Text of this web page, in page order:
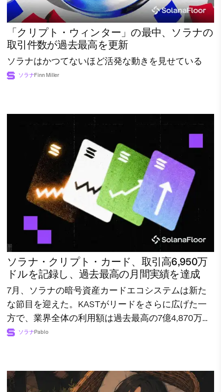
「クリプト・ウィンター」の最中、ソラナの
取引件数が過去最高を更新
ソラナはかつてないほど活発な動きを見せている
ソラナFinn Miller
ソラナ・クリプト・カード、取引高6,950万
ドルを記録し、過去最高の月間実績を達成
7月、ソラナの暗号資産カードエコシステムは新た
な節目を迎えた。KASTがリードをさらに広げた一
方で、業界全体の利用額は過去最高の7億4,870万ド
ルに達した。
ソラナPablo